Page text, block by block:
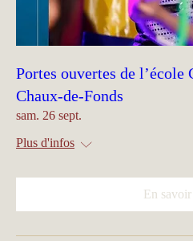
Portes ouvertes de
Chaux-de-Fonds
sam. 26 sept.
Plus d'infos
En